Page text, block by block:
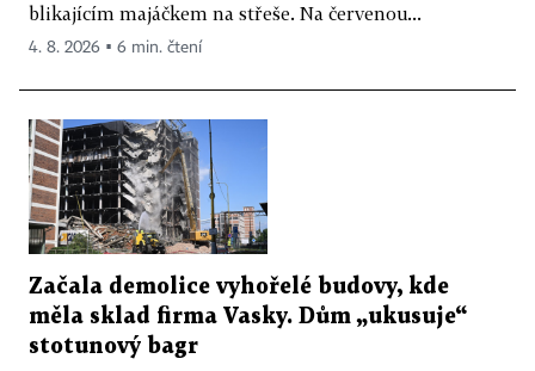
blikajícím majáčkem na střeše. Na červenou...
4. 8. 2026 ▪ 6 min. čtení
Začala demolice vyhořelé budovy, kde
měla sklad firma Vasky. Dům „ukusuje“
stotunový bagr